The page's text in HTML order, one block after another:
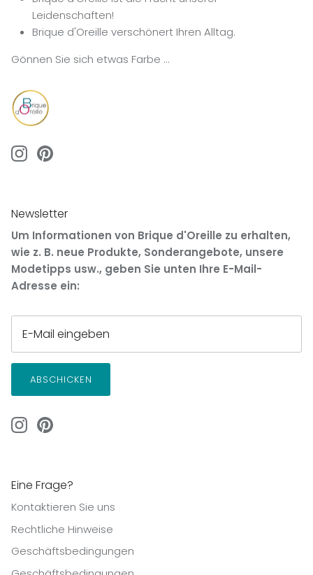
Leidenschaften!
Brique d'Oreille verschönert Ihren Alltag.
Gönnen Sie sich etwas Farbe …
Newsletter
Um Informationen von Brique d'Oreille zu erhalten,
wie z. B. neue Produkte, Sonderangebote, unsere
Modetipps usw., geben Sie unten Ihre E-Mail-
Adresse ein:
ABSCHICKEN
Eine Frage?
Kontaktieren Sie uns
Rechtliche Hinweise
Geschäftsbedingungen